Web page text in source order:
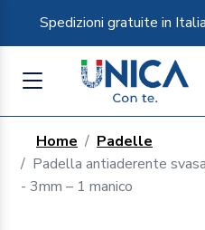
Spedizioni gratuite in
Home
Padelle
Padella antiaderente
- 3mm – 1 manico